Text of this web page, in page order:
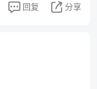
回复 分享